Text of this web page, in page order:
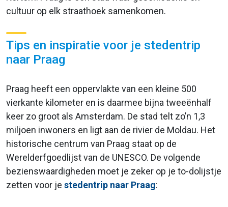
cultuur op elk straathoek samenkomen.
Tips en inspiratie voor je stedentrip
naar Praag
Praag heeft een oppervlakte van een kleine 500
vierkante kilometer en is daarmee bijna tweeënhalf
keer zo groot als Amsterdam. De stad telt zo’n 1,3
miljoen inwoners en ligt aan de rivier de Moldau. Het
historische centrum van Praag staat op de
Werelderfgoedlijst van de UNESCO. De volgende
bezienswaardigheden moet je zeker op je to-dolijstje
zetten voor je stedentrip naar Praag: